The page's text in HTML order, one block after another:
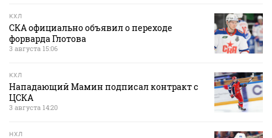
КХЛ
СКА официально объявил о переходе
форварда Глотова
3 августа 15:06
КХЛ
Нападающий Мамин подписал контракт с
ЦСКА
3 августа 14:20
НХЛ